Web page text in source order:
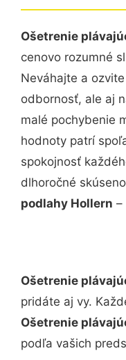
Ošetrenie
cenovo rozumné
Neváhajte a
odbornosť, ale aj
malé pochybenie
hodnoty patrí
spokojnosť
dlhoročné
podlahy Hollern –
Ošetrenie
pridáte aj vy.
Ošetrenie
podľa vašich